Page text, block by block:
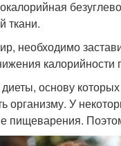
ткани.
необходимо
основу
организму. У
пищеварения.